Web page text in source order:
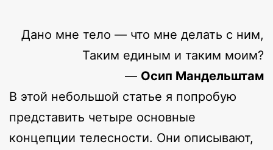
Дано мне тело — что мне делать с ним,
Таким единым и таким моим?
— Осип Мандельштам
В этой небольшой статье я попробую
представить четыре основные
концепции телесности. Они описывают,